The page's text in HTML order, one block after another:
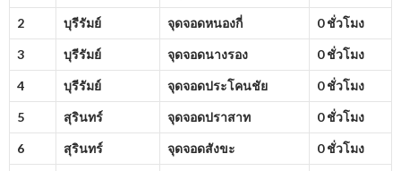
2 บุรีรัมย์ จุดจอดหนองกี่ 0 ชั่วโมง
3 บุรีรัมย์ จุดจอดนางรอง 0 ชั่วโมง
4 บุรีรัมย์ จุดจอดประโคนชัย 0 ชั่วโมง
5 สุรินทร์ จุดจอดปราสาท 0 ชั่วโมง
6 สุรินทร์ จุดจอดสังขะ 0 ชั่วโมง